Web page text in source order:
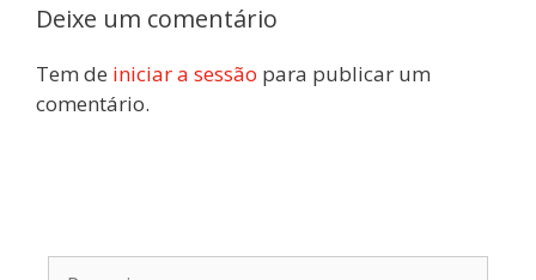
Deixe um comentário
Tem de iniciar a sessão para publicar um
comentário.